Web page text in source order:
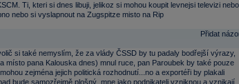
Ti, kteri si dnes libuji, jelikoz si mohou koupit levnejsi televizi nebo
nebo si vyslapnout na Zugspitze misto na Rip
Přidat
si také nemyslím, že za vlády ČSSD by tu padaly bodřejší výrazy,
místo pana Kalouska dnes) mnul ruce, pan Paroubek by také pouze
zejména jejich politická rozhodnutí...no a exportéři by plakali
bude samozřejmě plošný, mne jako podnikateli vzniknou a vznikají